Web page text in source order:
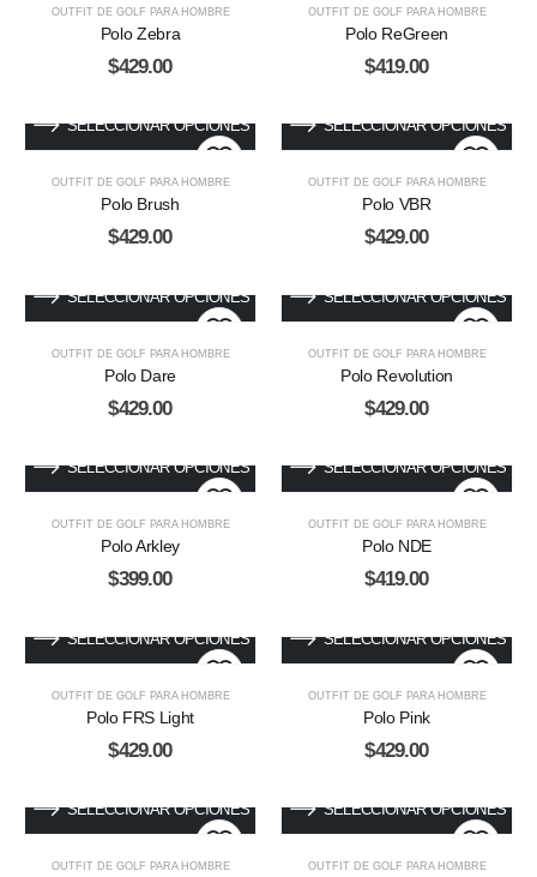
OUTFIT DE GOLF PARA HOMBRE
Polo Zebra
$429.00
OUTFIT DE GOLF PARA HOMBRE
Polo ReGreen
$419.00
SELECCIONAR OPCIONES
OUTFIT DE GOLF PARA HOMBRE
Polo Brush
$429.00
SELECCIONAR OPCIONES
OUTFIT DE GOLF PARA HOMBRE
Polo VBR
$429.00
SELECCIONAR OPCIONES
OUTFIT DE GOLF PARA HOMBRE
Polo Dare
$429.00
SELECCIONAR OPCIONES
OUTFIT DE GOLF PARA HOMBRE
Polo Revolution
$429.00
SELECCIONAR OPCIONES
OUTFIT DE GOLF PARA HOMBRE
Polo Arkley
$399.00
SELECCIONAR OPCIONES
OUTFIT DE GOLF PARA HOMBRE
Polo NDE
$419.00
SELECCIONAR OPCIONES
OUTFIT DE GOLF PARA HOMBRE
Polo FRS Light
$429.00
SELECCIONAR OPCIONES
OUTFIT DE GOLF PARA HOMBRE
Polo Pink
$429.00
SELECCIONAR OPCIONES
OUTFIT DE GOLF PARA HOMBRE
SELECCIONAR OPCIONES
OUTFIT DE GOLF PARA HOMBRE